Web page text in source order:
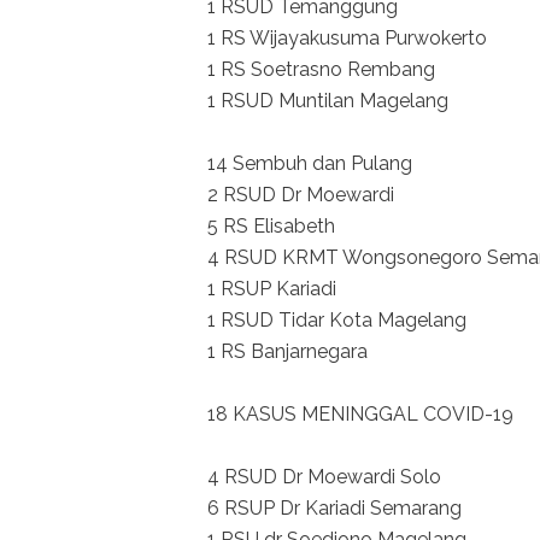
1 RSUD Temanggung
1 RS Wijayakusuma Purwokerto
1 RS Soetrasno Rembang
1 RSUD Muntilan Magelang
14 Sembuh dan Pulang
2 RSUD Dr Moewardi
5 RS Elisabeth
4 RSUD KRMT Wongsonegoro
1 RSUP Kariadi
1 RSUD Tidar Kota Magelang
1 RS Banjarnegara
18 KASUS MENINGGAL COVID-19
4 RSUD Dr Moewardi Solo
6 RSUP Dr Kariadi Semarang